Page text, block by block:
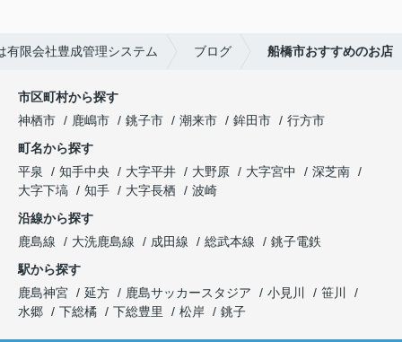
有限会社豊成管理システム ブログ 船橋市おすすめのお店
市区町村から探す
神栖市
鹿嶋市 銚子市 潮来市 鉾田市
行方市
町名から探す
平泉
知手中央 大字平井 大野原 大字宮中
深芝南
大字下塙
知手 大字長栖
波崎
沿線から探す
鹿島線
大洗鹿島線 成田線 総武本線
銚子電鉄
駅から探す
鹿島神宮
延方 鹿島サッカースタジア 小見川
笹川
水郷
下総橘 下総豊里 松岸 銚子